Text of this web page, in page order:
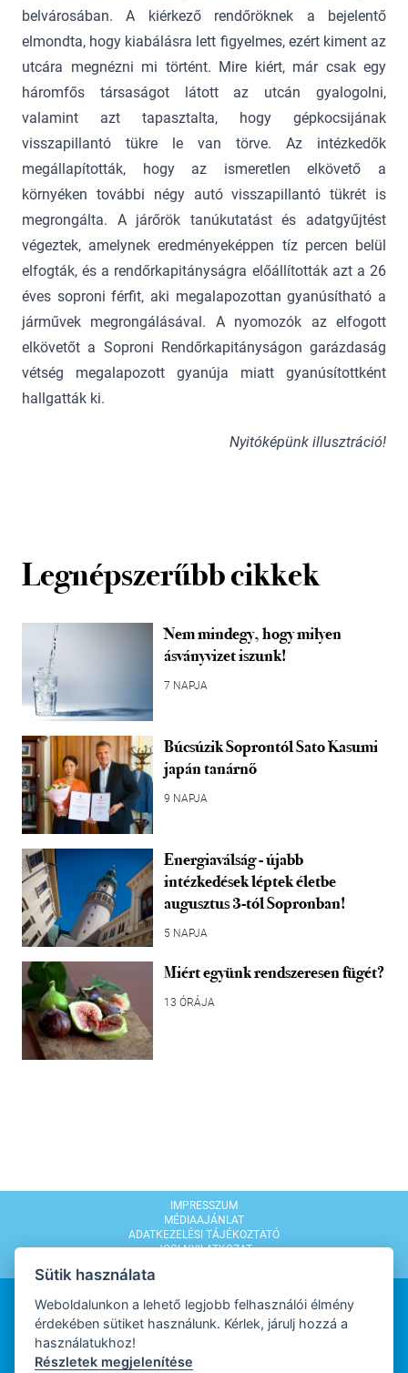
belvárosában. A kiérkező rendőröknek a bejelentő
elmondta, hogy kiabálásra lett figyelmes, ezért kiment az
utcára megnézni mi történt. Mire kiért, már csak egy
háromfős társaságot látott az utcán gyalogolni,
valamint azt tapasztalta, hogy gépkocsijának
visszapillantó tükre le van törve. Az intézkedők
megállapították, hogy az ismeretlen elkövető a
környéken további négy autó visszapillantó tükrét is
megrongálta. A járőrök tanúkutatást és adatgyűjtést
végeztek, amelynek eredményeképpen tíz percen belül
elfogták, és a rendőrkapitányságra előállították azt a 26
éves soproni férfit, aki megalapozottan gyanúsítható a
járművek megrongálásával. A nyomozók az elfogott
elkövetőt a Soproni Rendőrkapitányságon garázdaság
vétség megalapozott gyanúja miatt gyanúsítottként
hallgatták ki.
Nyitóképünk illusztráció!
Legnépszerűbb cikkek
Nem mindegy, hogy milyen
ásványvizet iszunk!
7 NAPJA
Búcsúzik Soprontól Sato Kasumi
japán tanárnő
9 NAPJA
Energiaválság - újabb
intézkedések léptek életbe
augusztus 3-tól Sopronban!
5 NAPJA
Miért együnk rendszeresen fügét?
13 ÓRÁJA
IMPRESSZUM
MÉDIAAJÁNLAT
ADATKEZELÉSI TÁJÉKOZTATÓ
JOGI NYILATKOZAT
Sütik használata
Weboldalunkon a lehető legjobb felhasználói élmény
érdekében sütiket használunk. Kérlek, járulj hozzá a
használatukhoz!
Részletek megjelenítése